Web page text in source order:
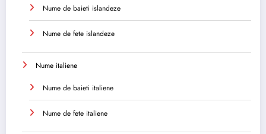
Nume de baieti islandeze
Nume de fete islandeze
Nume italiene
Nume de baieti italiene
Nume de fete italiene